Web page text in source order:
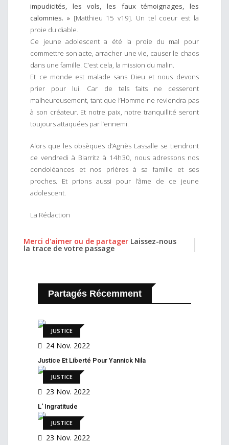
impudicités, les vols, les faux témoignages, les
calomnies. »[Matthieu 15 v19]. Un tel coeur est la
proie du diable.
Ce jeune adolescent a été la proie du mal pour
commettre son acte, arracher une vie, causer le chaos
dans une famille. C’est cela, la mission du malin.
Et ce monde est malade sans Dieu et nous devons
prier pour lui. Car de tels faits ne cesseront
malheureusement, tant que l’Homme ne reviendra pas
à son créateur. Et notre paix, notre tranquillité seront
toujours attaquées par l’ennemi.
Alors que les obsèques d’Agnès Lassalle se tiendront
ce vendredi à Biarritz à 14h30, nous adressons nos
condoléances et nos prières à sa famille et ses
proches. Et prions aussi pour l’âme de ce jeune
adolescent.
La Rédaction
Merci d'aimer ou de partager Laissez-nous
la trace de votre passage
Partagés Récemment
JUSTICE
24 Nov. 2022
Justice Et Liberté Pour Yannick Nila
JUSTICE
23 Nov. 2022
L' Ingratitude
JUSTICE
23 Nov. 2022